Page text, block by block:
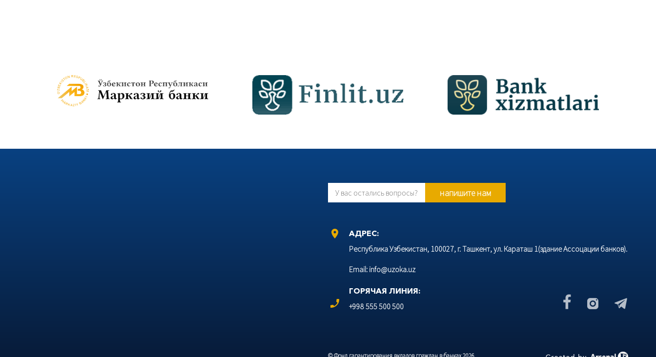
У вас остались вопросы? напишите нам
location_on
АДРЕС:
Республика Узбекистан, 100027, г. Ташкент, ул. Караташ 1(здание Ассоцации банков).
Email: info@uzoka.uz
phone_enabled
ГОРЯЧАЯ ЛИНИЯ:
+998 555 500 500